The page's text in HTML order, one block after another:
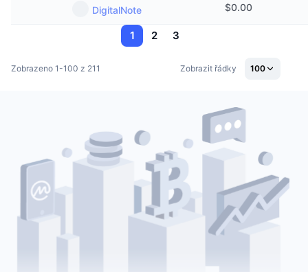
DigitalNote $0.00
1 2 3
Zobrazeno 1-100 z 211 Zobrazit řádky 100